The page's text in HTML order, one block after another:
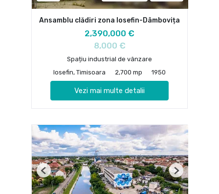
Ansamblu clădiri zona Iosefin-Dâmbovița
2,390,000 €
8,000 €
Spațiu industrial de vânzare
Iosefin, Timisoara
2,700 mp 1950
Vezi mai multe detalii
Previous Next